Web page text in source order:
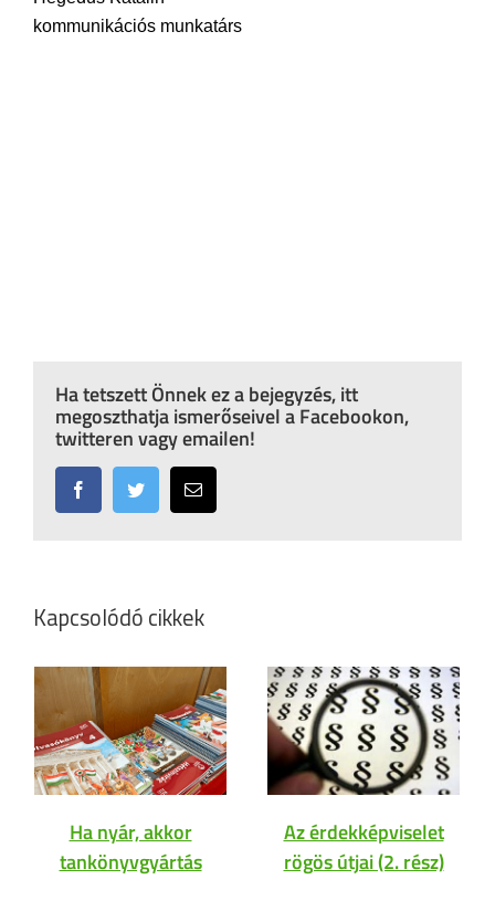
kommunikációs munkatárs
Ha tetszett Önnek ez a bejegyzés, itt
megoszthatja ismerőseivel a Facebookon,
twitteren vagy emailen!
FacebookTwitter Email:
Kapcsolódó cikkek
Ha nyár, akkor
tankönyvgyártás
Az érdekképviselet
rögös útjai (2. rész)